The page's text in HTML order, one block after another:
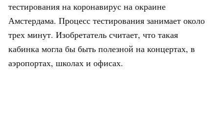
тестирования на коронавирус на окраине
Амстердама. Процесс тестирования занимает около
трех минут. Изобретатель считает, что такая
кабинка могла бы быть полезной на концертах, в
аэропортах, школах и офисах.